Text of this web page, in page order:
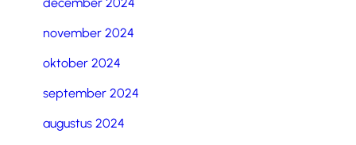
november 2024
oktober 2024
september 2024
augustus 2024